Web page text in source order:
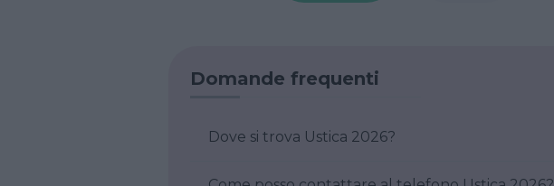
Domande frequenti
Dove si trova Ustica 2026?